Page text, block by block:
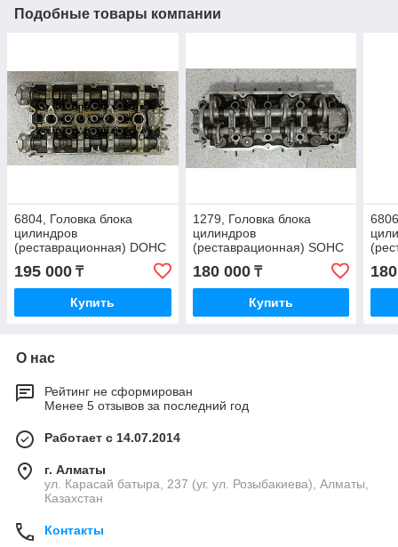
Подобные товары компании
6804, Головка блока
цилиндров
(реставрационная) DOHC
V=2,0 MOBIS 22100-33100
195 000 ₸
Купить
1279, Головка блока
цилиндров
(реставрационная) SOHC
V=2,0 бензин MOBIS
0K882-10100D
180 000₸
Купить
О нас
Рейтинг не сформирован
Менее 5 отзывов за последний год
Работает с 14.07.2014
г. Алматы
ул. Карасай батыра, 237 (уг. ул. Розыбакиева), Алматы,
Казахстан
Контакты